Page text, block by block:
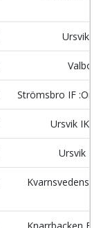
Ursvik
Valbo
Strömsbro IF
Ursvik
Ursvik
Kvarnsvedens